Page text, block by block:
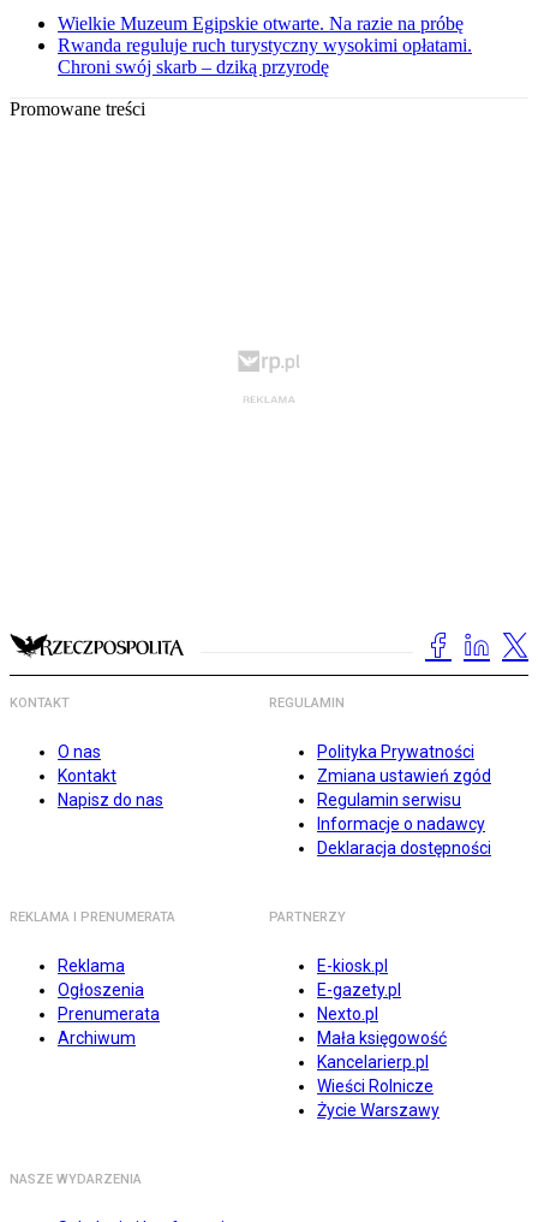
Wielkie Muzeum Egipskie otwarte. Na razie na próbę
Rwanda reguluje ruch turystyczny wysokimi opłatami.
Chroni swój skarb – dziką przyrodę
Promowane treści
KONTAKT
O nas
Kontakt
Napisz do nas
REGULAMIN
Polityka Prywatności
Zmiana ustawień zgód
Regulamin serwisu
Informacje o nadawcy
Deklaracja dostępności
REKLAMA I PRENUMERATA
Reklama
Ogłoszenia
Prenumerata
Archiwum
PARTNERZY
E-kiosk.pl
E-gazety.pl
Nexto.pl
Mała księgowość
Kancelarierp.pl
Wieści Rolnicze
Życie Warszawy
NASZE WYDARZENIA